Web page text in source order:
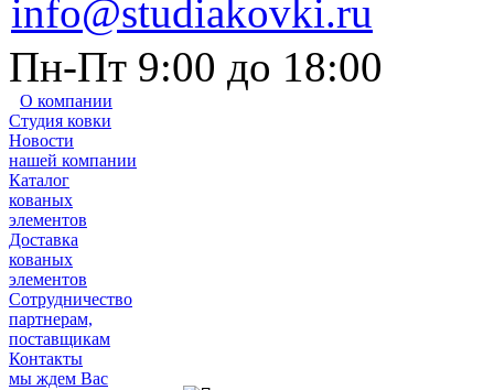
info@studiakovki.ru
Пн-Пт 9:00 до 18:00
О компании
Студия ковки
Новости
нашей компании
Каталог
кованых
элементов
Доставка
кованых
элементов
Сотрудничество
партнерам,
поставщикам
Контакты
мы ждем Вас